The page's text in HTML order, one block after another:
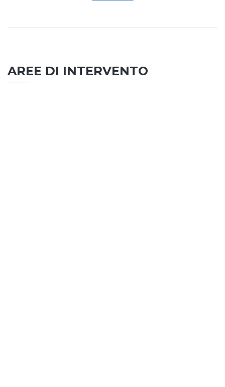
AREE DI INTERVENTO